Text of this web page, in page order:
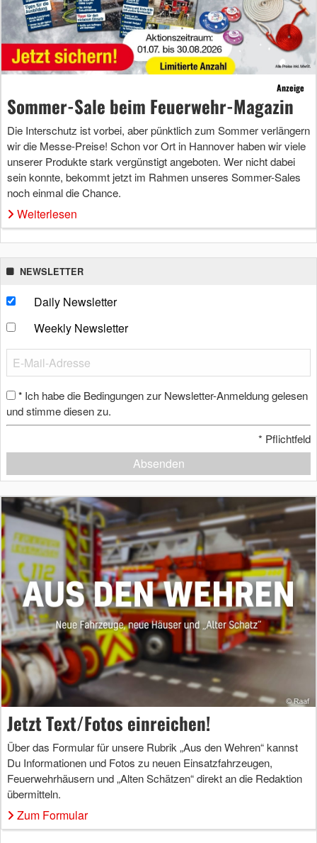
Anzeige
Sommer-Sale beim Feuerwehr-Magazin
Die Interschutz ist vorbei, aber pünktlich zum Sommer verlängern
wir die Messe-Preise! Schon vor Ort in Hannover haben wir viele
unserer Produkte stark vergünstigt angeboten. Wer nicht dabei
sein konnte, bekommt jetzt im Rahmen unseres Sommer-Sales
noch einmal die Chance.
Weiterlesen
NEWSLETTER
Daily Newsletter
Weekly Newsletter
* Ich habe die Bedingungen zur Newsletter-Anmeldung gelesen
und stimme diesen zu.
* Pflichtfeld
Absenden
Jetzt Text/Fotos einreichen!
Über das Formular für unsere Rubrik „Aus den Wehren“ kannst
Du Informationen und Fotos zu neuen Einsatzfahrzeugen,
Feuerwehrhäusern und „Alten Schätzen“ direkt an die Redaktion
übermitteln.
Zum Formular